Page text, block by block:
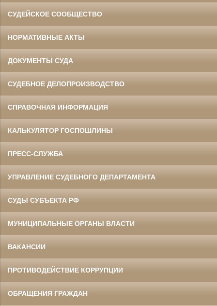
СУДЕЙСКОЕ СООБЩЕСТВО
НОРМАТИВНЫЕ АКТЫ
ДОКУМЕНТЫ СУДА
СУДЕБНОЕ ДЕЛОПРОИЗВОДСТВО
СПРАВОЧНАЯ ИНФОРМАЦИЯ
КАЛЬКУЛЯТОР ГОСПОШЛИНЫ
ПРЕСС-СЛУЖБА
УПРАВЛЕНИЕ СУДЕБНОГО ДЕПАРТАМЕНТА
СУДЫ СУБЪЕКТА РФ
МУНИЦИПАЛЬНЫЕ ОРГАНЫ ВЛАСТИ
ВАКАНСИИ
ПРОТИВОДЕЙСТВИЕ КОРРУПЦИИ
ОБРАЩЕНИЯ ГРАЖДАН